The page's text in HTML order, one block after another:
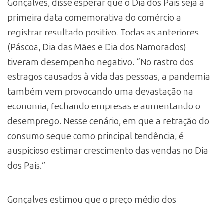
Gonçalves, disse esperar que o Dia dos Pais seja a
primeira data comemorativa do comércio a
registrar resultado positivo. Todas as anteriores
(Páscoa, Dia das Mães e Dia dos Namorados)
tiveram desempenho negativo. “No rastro dos
estragos causados à vida das pessoas, a pandemia
também vem provocando uma devastação na
economia, fechando empresas e aumentando o
desemprego. Nesse cenário, em que a retração do
consumo segue como principal tendência, é
auspicioso estimar crescimento das vendas no Dia
dos Pais.”
Gonçalves estimou que o preço médio dos